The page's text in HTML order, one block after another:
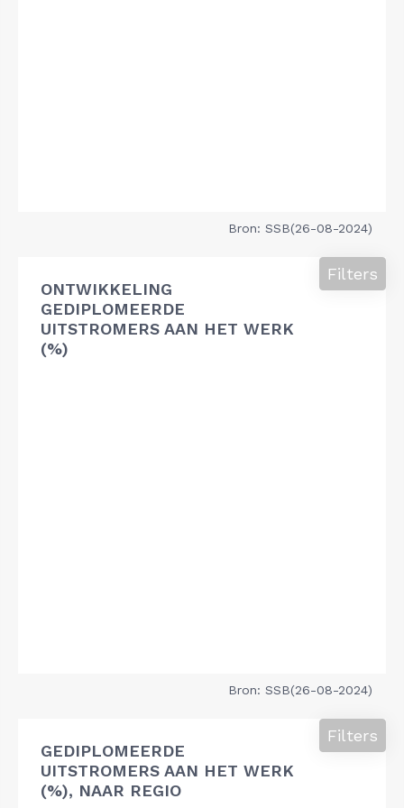
Bron: SSB(26-08-2024)
ONTWIKKELING
GEDIPLOMEERDE
UITSTROMERS AAN HET WERK
(%)
Filters
Bron: SSB(26-08-2024)
GEDIPLOMEERDE
UITSTROMERS AAN HET WERK
(%), NAAR REGIO
Filters